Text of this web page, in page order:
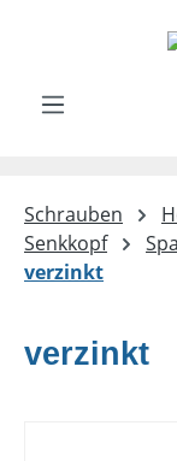
Zum Hauptinhalt
Schrauben
Senkkopf
verzinkt
verzinkt